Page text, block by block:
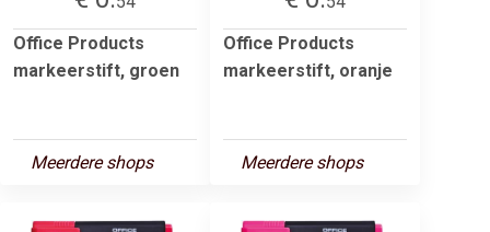
Office Products
markeerstift, groen
Meerdere shops
Office Products
markeerstift, oranje
Meerdere shops